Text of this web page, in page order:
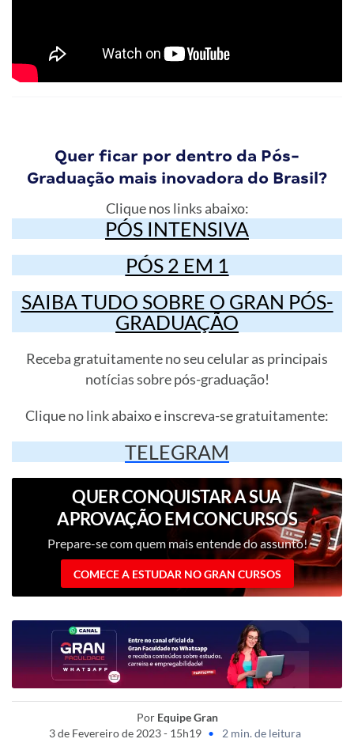
Quer ficar por dentro da Pós-
Graduação mais inovadora do Brasil?
Clique nos links abaixo:
PÓS INTENSIVA
PÓS 2 EM 1
SAIBA TUDO SOBRE O GRAN PÓS-
GRADUAÇÃO
Receba gratuitamente no seu celular as principais
notícias sobre pós-graduação!
Clique no link abaixo e inscreva-se gratuitamente:
TELEGRAM
QUER CONQUISTAR A SUA
APROVAÇÃO EM CONCURSOS
PÚBLICOS?
Prepare-se com quem mais entende do assunto!
COMECE A ESTUDAR NO GRAN CURSOS
Por Equipe Gran
3 de Fevereiro de 2023 - 15h19 • 2 min. de leitura